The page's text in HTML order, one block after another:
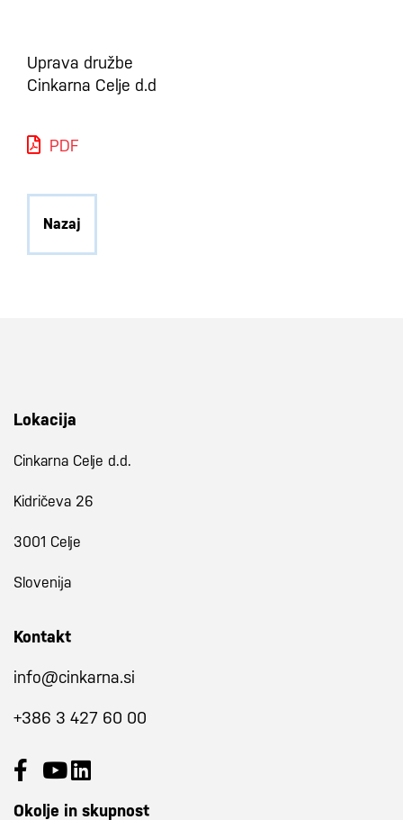
Uprava družbe
Cinkarna Celje d.d
PDF
Nazaj
Lokacija
Cinkarna Celje d.d.
Kidričeva 26
3001 Celje
Slovenija
Kontakt
info@cinkarna.si
+386 3 427 60 00
Okolje in skupnost